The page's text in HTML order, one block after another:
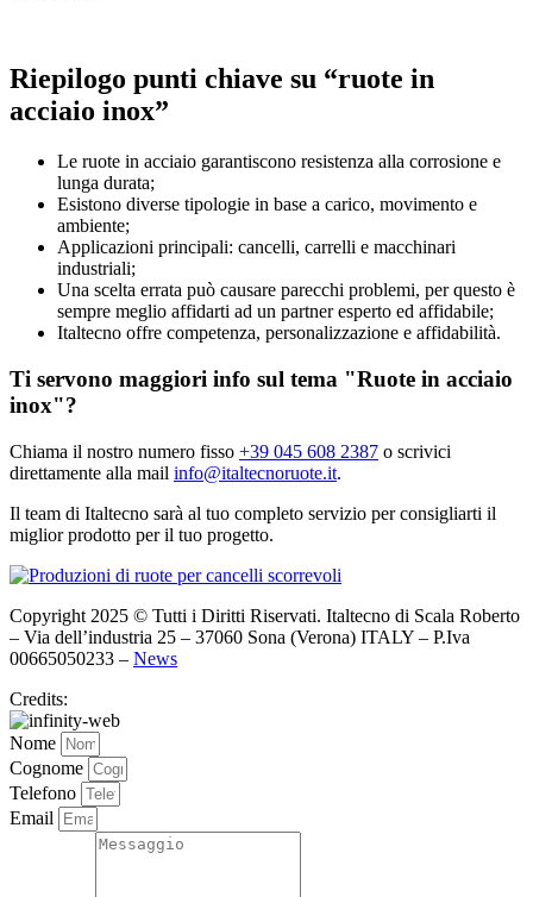
Riepilogo punti chiave su “ruote in
acciaio inox”
Le ruote in acciaio garantiscono resistenza alla corrosione e
lunga durata;
Esistono diverse tipologie in base a carico, movimento e
ambiente;
Applicazioni principali: cancelli, carrelli e macchinari
industriali;
Una scelta errata può causare parecchi problemi, per questo è
sempre meglio affidarti ad un partner esperto ed affidabile;
Italtecno offre competenza, personalizzazione e affidabilità.
Ti servono maggiori info sul tema "Ruote in acciaio
inox"?
Chiama il nostro numero fisso +39 045 608 2387 o scrivici
direttamente alla mail info@italtecnoruote.it.
Il team di Italtecno sarà al tuo completo servizio per consigliarti il
miglior prodotto per il tuo progetto.
Copyright 2025 © Tutti i Diritti Riservati. Italtecno di Scala Roberto
– Via dell’industria 25 – 37060 Sona (Verona) ITALY – P.Iva
00665050233 – News
Credits:
Nome
Cognome
Telefono
Email